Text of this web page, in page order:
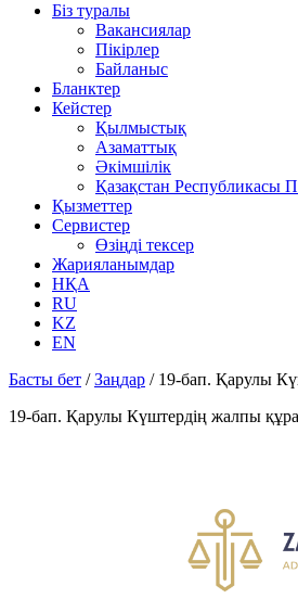
Біз туралы
Вакансиялар
Пікірлер
Байланыс
Бланктер
Кейстер
Қылмыстық
Азаматтық
Әкімшілік
Қазақстан Республикасы
Қызметтер
Сервистер
Өзіңді тексер
Жарияланымдар
НҚА
RU
KZ
EN
Басты бет /Заңдар / 19-бап. Қарулы
19-бап. Қарулы Күштердiң жалпы